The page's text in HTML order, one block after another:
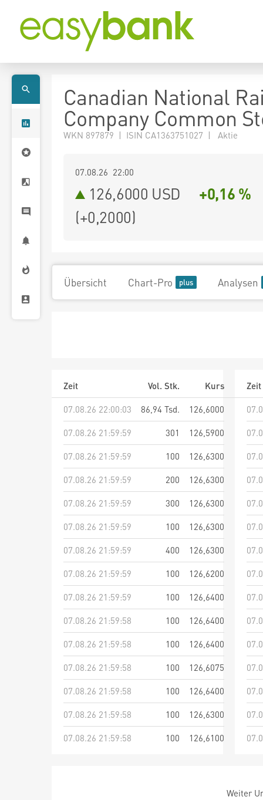
Canadian National
Company Common
WKN 897879 | ISIN CA1363751027 | Aktie
07.08.26 22:00
126,6000 USD
+0,16 %
(+0,2000)
Übersicht Chart-Pro Analysen
Zeit Vol. Stk.
Kurs
07.08.26 22:00:03
86,94 Tsd.
126,6000
07.08.26 21:59:59
301
126,5900
07.08.26 21:59:59
100
126,6300
07.08.26 21:59:59
200
126,6300
07.08.26 21:59:59
300
126,6300
07.08.26 21:59:59
100
126,6300
07.08.26 21:59:59
400
126,6300
07.08.26 21:59:59
100
126,6200
07.08.26 21:59:59
100
126,6400
07.08.26 21:59:58
100
126,6400
07.08.26 21:59:58
100
126,6400
07.08.26 21:59:58
100
126,6075
07.08.26 21:59:58
100
126,6400
07.08.26 21:59:58
100
126,6300
07.08.26 21:59:58
100 126,6100
Zeit
Weiter